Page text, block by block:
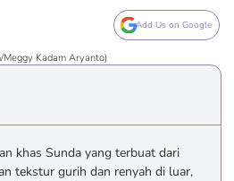
Add Us on Google
Meggy Kadam Aryanto)
khas Sunda yang terbuat dari
tekstur gurih dan renyah di luar,